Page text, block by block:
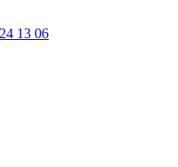
13 06